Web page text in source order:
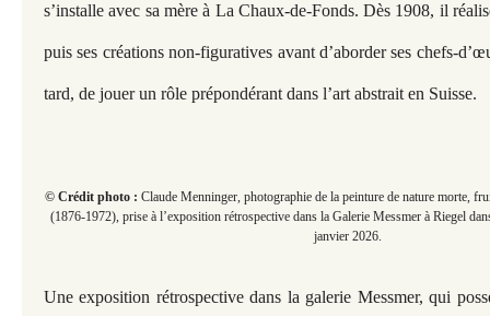
s’installe avec sa mère à La Chaux-de-Fonds. Dès 1908, il
puis ses créations non-figuratives avant d’aborder ses chefs-
tard, de jouer un rôle prépondérant dans l’art abstrait en Suisse.
© Crédit photo : Claude Menninger, photographie de la peinture de nature morte,
(1876-1972), prise à l’exposition rétrospective dans la Galerie Messmer à Riegel
janvier 2026.
Une exposition rétrospective dans la galerie Messmer, qui